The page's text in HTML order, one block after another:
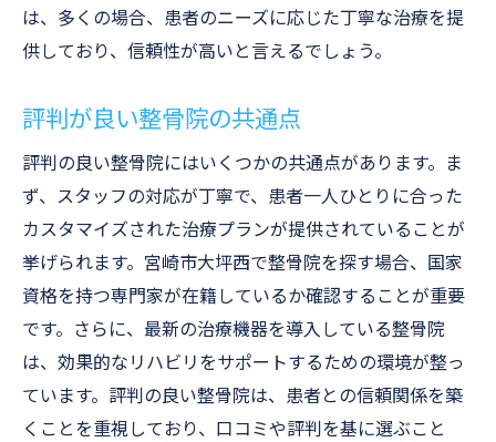
は、多くの場合、患者のニーズに応じた丁寧な治療を提
供しており、信頼性が高いと言えるでしょう。
評判が良い整骨院の共通点
評判の良い整骨院にはいくつかの共通点があります。ま
ず、スタッフの対応が丁寧で、患者一人ひとりに合った
カスタマイズされた治療プランが提供されていることが
挙げられます。宮崎市大坪西で整骨院を探す場合、国家
資格を持つ専門家が在籍しているか確認することが重要
です。さらに、最新の治療機器を導入している整骨院
は、効果的なリハビリをサポートするための環境が整っ
ています。評判の良い整骨院は、患者との信頼関係を築
くことを重視しており、口コミや評判を基に選ぶこと